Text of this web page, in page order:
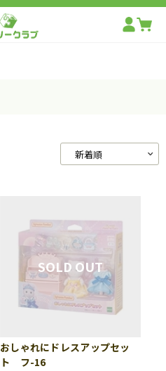
おしゃれにドレスアップセッ
ト フ-16